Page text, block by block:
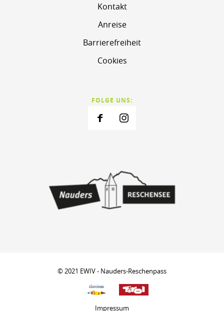
Kontakt
Anreise
Barrierefreiheit
Cookies
FOLGE UNS:
© 2021 EWIV - Nauders-Reschenpass
Impressum